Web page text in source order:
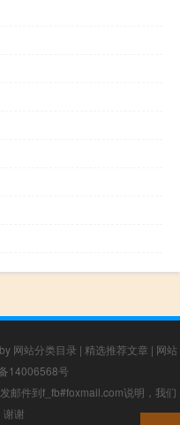
网站分类目录 | 精选推荐文章 | 网站
14006568号
邮件到f_fb#foxmail.com说明，我们
谢谢